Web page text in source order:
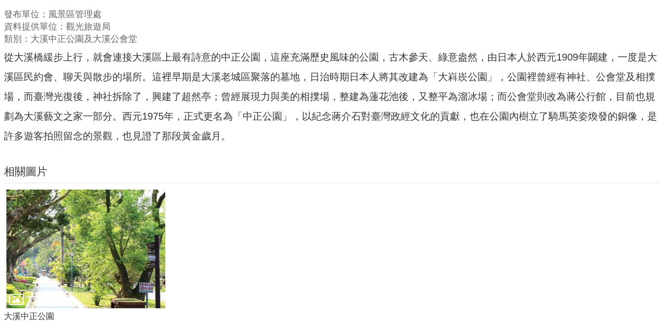
發布單位：風景區管理處
資料提供單位：觀光旅遊局
類別：大溪中正公園及大溪公會堂
從大溪橋緩步上行，就會連接大溪區上最有詩意的中正公園，這座充滿歷史風味的公園，古木參天、綠意盎然，由日本人於西元1909年闢建，一度是大
溪區民約會、聊天與散步的場所。這裡早期是大溪老城區聚落的墓地，日治時期日本人將其改建為「大嵙崁公園」，公園裡曾經有神社、公會堂及相撲
場，而臺灣光復後，神社拆除了，興建了超然亭；曾經展現力與美的相撲場，整建為蓮花池後，又整平為溜冰場；而公會堂則改為蔣公行館，目前也規
劃為大溪藝文之家一部分。西元1975年，正式更名為「中正公園」，以紀念蔣介石對臺灣政經文化的貢獻，也在公園內樹立了騎馬英姿煥發的銅像，是
許多遊客拍照留念的景觀，也見證了那段黃金歲月。
相關圖片
大溪中正公園